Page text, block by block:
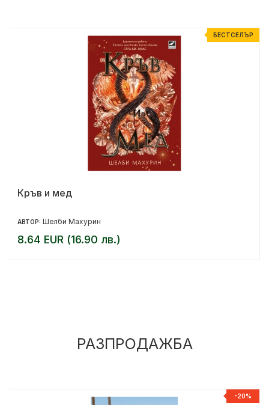
БЕСТСЕЛЪР
Кръв и мед
АВТОР: Шелби Махурин
8.64 EUR (16.90 лв.)
РАЗПРОДАЖБА
-20%